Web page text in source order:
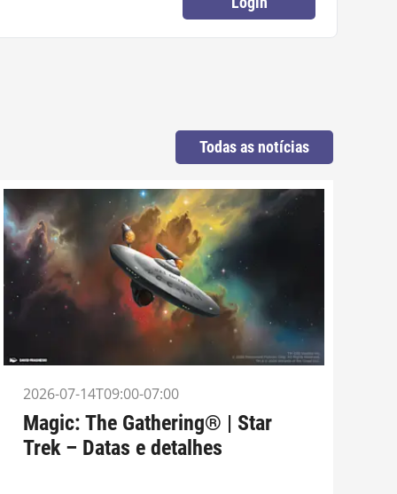
Todas as notícias
2026-07-14T09:00-07:00
Magic: The Gathering® | Star
Trek – Datas e detalhes